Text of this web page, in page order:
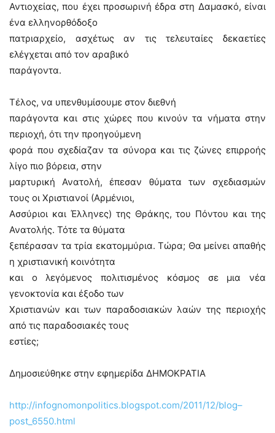
Αντιοχείας, που έχει προσωρινή έδρα στη Δαμασκό, είναι
ένα ελληνορθόδοξο
πατριαρχείο, ασχέτως αν τις τελευταίες δεκαετίες
ελέγχεται από τον αραβικό
παράγοντα.
Τέλος, να υπενθυμίσουμε στον διεθνή
παράγοντα και στις χώρες που κινούν τα νήματα στην
περιοχή, ότι την προηγούμενη
φορά που σχεδίαζαν τα σύνορα και τις ζώνες επιρροής
λίγο πιο βόρεια, στην
μαρτυρική Ανατολή, έπεσαν θύματα των σχεδιασμών
τους οι Χριστιανοί (Αρμένιοι,
Ασσύριοι και Έλληνες) της Θράκης, του Πόντου και της
Ανατολής. Τότε τα θύματα
ξεπέρασαν τα τρία εκατομμύρια. Τώρα; Θα μείνει απαθής
η χριστιανική κοινότητα
και ο λεγόμενος πολιτισμένος κόσμος σε μια νέα
γενοκτονία και έξοδο των
Χριστιανών και των παραδοσιακών λαών της περιοχής
από τις παραδοσιακές τους
εστίες;
Δημοσιεύθηκε στην εφημερίδα ΔΗΜΟΚΡΑΤΙΑ
http://infognomonpolitics.blogspot.com/2011/12/blog–
post _6550.html